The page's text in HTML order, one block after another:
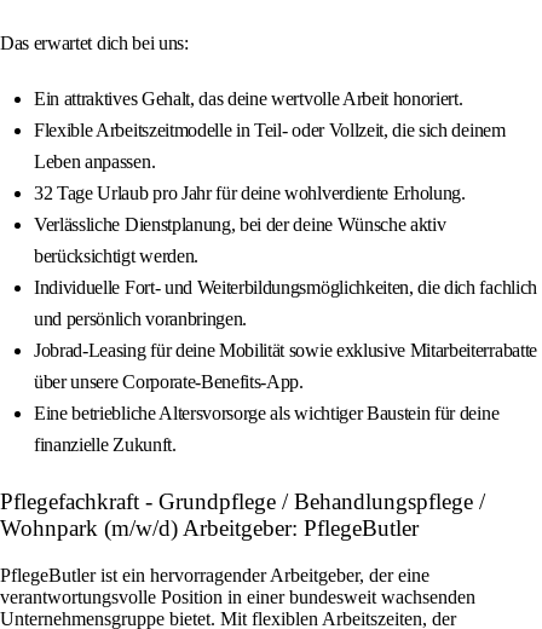
Das erwartet dich bei uns:
Ein attraktives Gehalt, das deine wertvolle Arbeit honoriert.
Flexible Arbeitszeitmodelle in Teil- oder Vollzeit, die sich deinem
Leben anpassen.
32 Tage Urlaub pro Jahr für deine wohlverdiente Erholung.
Verlässliche Dienstplanung, bei der deine Wünsche aktiv
berücksichtigt werden.
Individuelle Fort- und Weiterbildungsmöglichkeiten, die dich fachlich
und persönlich voranbringen.
Jobrad-Leasing für deine Mobilität sowie exklusive Mitarbeiterrabatte
über unsere Corporate-Benefits-App.
Eine betriebliche Altersvorsorge als wichtiger Baustein für deine
finanzielle Zukunft.
Pflegefachkraft - Grundpflege / Behandlungspflege /
Wohnpark (m/w/d) Arbeitgeber: PflegeButler
PflegeButler ist ein hervorragender Arbeitgeber, der eine
verantwortungsvolle Position in einer bundesweit wachsenden
Unternehmensgruppe bietet. Mit flexiblen Arbeitszeiten, der